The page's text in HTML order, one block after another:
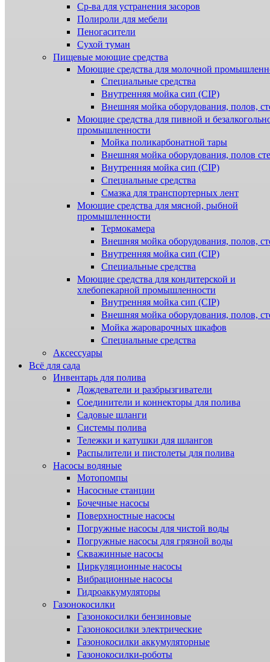
Ср-ва для устранения засоров
Полироли для мебели
Пеногасители
Сухой туман
Пищевые моющие средства
Моющие средства для молочной
Специальные средства
Внутренняя мойка сип (CIP)
Внешняя мойка оборудования, полов,
Моющие средства для пивной и
промышленности
Мойка поликарбонатной тары
Внешняя мойка оборудования, полов
Внутренняя мойка сип (CIP)
Специальные средства
Смазка для транспортерных лент
Моющие средства для мясной, рыбной
промышленности
Термокамера
Внешняя мойка оборудования, полов,
Внутренняя мойка сип (CIP)
Специальные средства
Моющие средства для кондитерской и
хлебопекарной промышленности
Внутренняя мойка сип (CIP)
Внешняя мойка оборудования, полов,
Мойка жароварочных шкафов
Специальные средства
Аксессуары
Всё для сада
Инвентарь для полива
Дождеватели и разбрызгиватели
Соединители и коннекторы для полива
Садовые шланги
Системы полива
Тележки и катушки для шлангов
Распылители и пистолеты для полива
Насосы водяные
Мотопомпы
Насосные станции
Бочечные насосы
Поверхностные насосы
Погружные насосы для чистой воды
Погружные насосы для грязной воды
Скважинные насосы
Циркуляционные насосы
Вибрационные насосы
Гидроаккумуляторы
Газонокосилки
Газонокосилки бензиновые
Газонокосилки электрические
Газонокосилки аккумуляторные
Газонокосилки-роботы